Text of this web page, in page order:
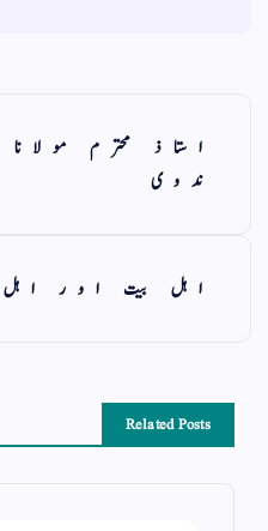
استاذ محترم مولانا
ندوی
اہل بیت اور
Related Posts